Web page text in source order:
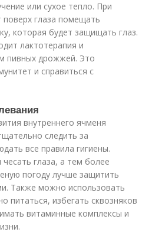
или сухое тепло. При
поверх глаза помещать
которая будет защищать глаз.
лактотерапия и
пивных дрожжей. Это
и справиться с
внутреннего ячменя
следить за
все правила гигиены.
глаза, а тем более
погоду лучше защитить
Также можно использовать
питаться, избегать сквозняков
витаминные комплексы и